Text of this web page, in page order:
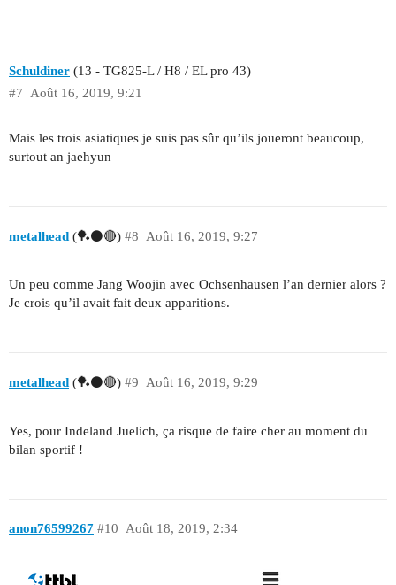
Schuldiner (13 - TG825-L / H8 / EL pro 43)
Août 16, 2019, 9:21
#7
Mais les trois asiatiques je suis pas sûr qu’ils joueront beaucoup,
surtout an jaehyun
metalhead (🏓⚫🔴) Août 16, 2019, 9:27
#8
Un peu comme Jang Woojin avec Ochsenhausen l’an dernier alors ?
Je crois qu’il avait fait deux apparitions.
metalhead (🏓⚫🔴) Août 16, 2019, 9:29
#9
Yes, pour Indeland Juelich, ça risque de faire cher au moment du
bilan sportif !
anon76599267 Août 18, 2019, 2:34
#10